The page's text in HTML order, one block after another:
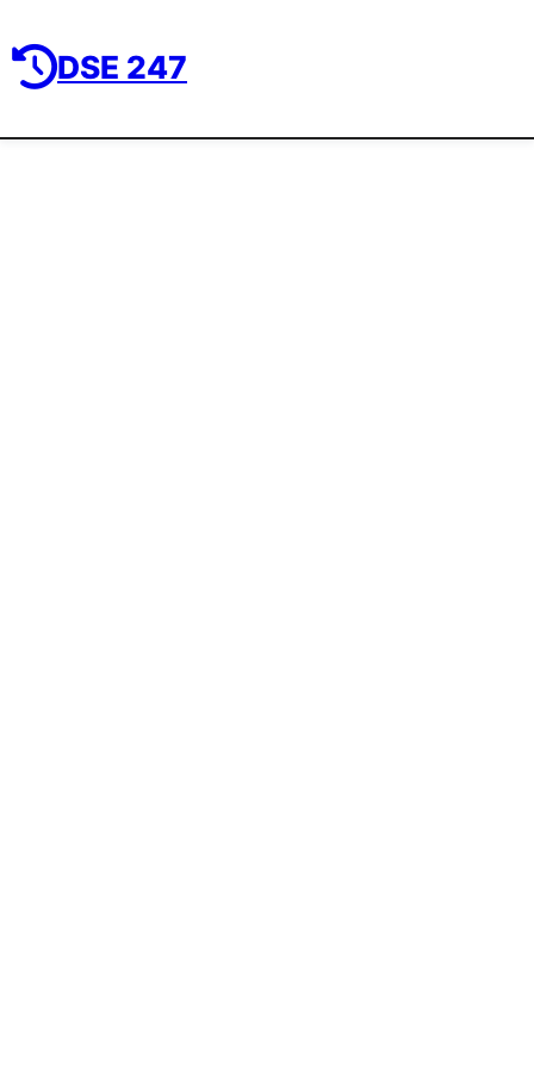
DSE 247